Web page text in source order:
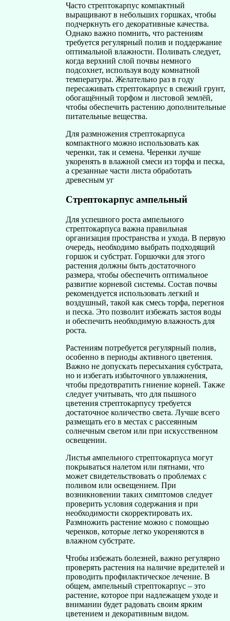
Часто стрептокарпус компактный
выращивают в небольших горшках, чтобы
подчеркнуть его декоративные качества.
Однако важно помнить, что растениям
требуется регулярный полив и поддержание
оптимальной влажности. Поливать следует,
когда верхний слой почвы немного
подсохнет, используя воду комнатной
температуры. Желательно раз в году
пересаживать стрептокарпус в свежий грунт,
обогащённый торфом и листовой землёй,
чтобы обеспечить растению дополнительные
питательные вещества.
Для размножения стрептокарпуса
компактного можно использовать как
черенки, так и семена. Черенки лучше
укоренять в влажной смеси из торфа и песка,
а срезанные части листа обработать
древесным уг
Стрептокарпус ампельный
Для успешного роста ампельного
стрептокарпуса важна правильная
организация пространства и ухода. В первую
очередь, необходимо выбрать подходящий
горшок и субстрат. Горшочки для этого
растения должны быть достаточного
размера, чтобы обеспечить оптимальное
развитие корневой системы. Состав почвы
рекомендуется использовать легкий и
воздушный, такой как смесь торфа, перегноя
и песка. Это позволит избежать застоя воды
и обеспечить необходимую влажность для
роста.
Растениям потребуется регулярный полив,
особенно в периоды активного цветения.
Важно не допускать пересыхания субстрата,
но и избегать избыточного увлажнения,
чтобы предотвратить гниение корней. Также
следует учитывать, что для пышного
цветения стрептокарпусу требуется
достаточное количество света. Лучше всего
размещать его в местах с рассеянным
солнечным светом или при искусственном
освещении.
Листья ампельного стрептокарпуса могут
покрываться налетом или пятнами, что
может свидетельствовать о проблемах с
поливом или освещением. При
возникновении таких симптомов следует
проверить условия содержания и при
необходимости скорректировать их.
Размножить растение можно с помощью
черенков, которые легко укореняются в
влажном субстрате.
Чтобы избежать болезней, важно регулярно
проверять растения на наличие вредителей и
проводить профилактическое лечение. В
общем, ампельный стрептокарпус – это
растение, которое при надлежащем уходе и
внимании будет радовать своим ярким
цветением и декоративным видом.